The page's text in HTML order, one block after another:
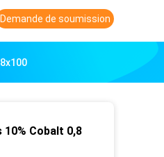
Demande de soumission
Cobalt 0,8